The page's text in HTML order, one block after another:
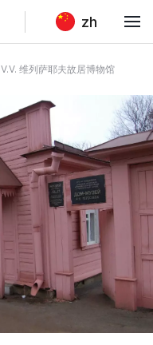
zh
V.V. 维列萨耶夫故居博物馆